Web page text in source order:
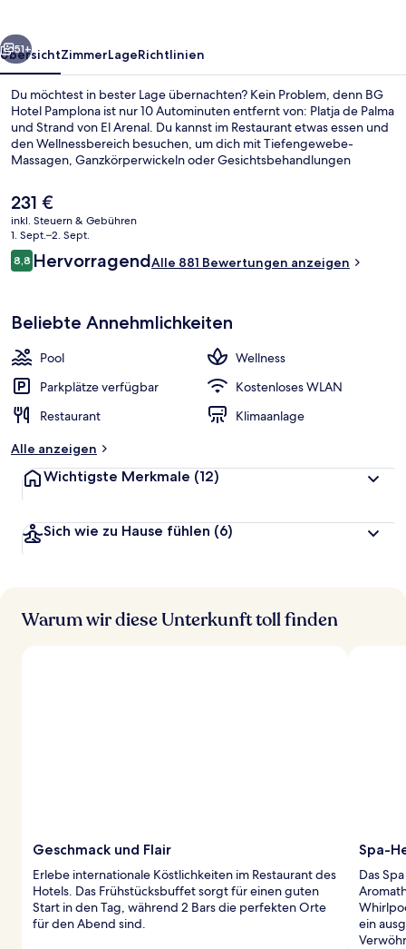
Weiter
51+
ÜbersichtZimmerLageRichtlinien
Du möchtest in bester Lage übernachten? Kein Problem, denn BG
Hotel Pamplona ist nur 10 Autominuten entfernt von: Platja de Palma
und Strand von El Arenal. Du kannst im Restaurant etwas essen und
den Wellnessbereich besuchen, um dich mit Tiefengewebe-
Massagen, Ganzkörperwickeln oder Gesichtsbehandlungen
Bars/Lounges, ein Innenpool und ein Außenpool. Andere Reisende
lieben das hilfsbereite Personal.
Der
aktuelle
Preis
beträgt
231 €.
231 €
inkl. Steuern & Gebühren
1. Sept.–2. Sept.
Bewertungen
8,88,8 von 10.
HervorragendAlle 881 Bewertungen anzeigen
Beliebte Annehmlichkeiten
Pool
Wellness
Parkplätze verfügbar
Kostenloses WLAN
Restaurant
Klimaanlage
Alle anzeigen
Wichtigste Merkmale (12)
Sich wie zu Hause fühlen (6)
Warum wir diese Unterkunft toll finden
Geschmack und Flair
Erlebe internationale Köstlichkeiten im Restaurant des
Hotels. Das Frühstücksbuffet sorgt für einen guten
Start in den Tag, während 2 Bars die perfekten Orte
für den Abend sind.
Spa-
Das
ein